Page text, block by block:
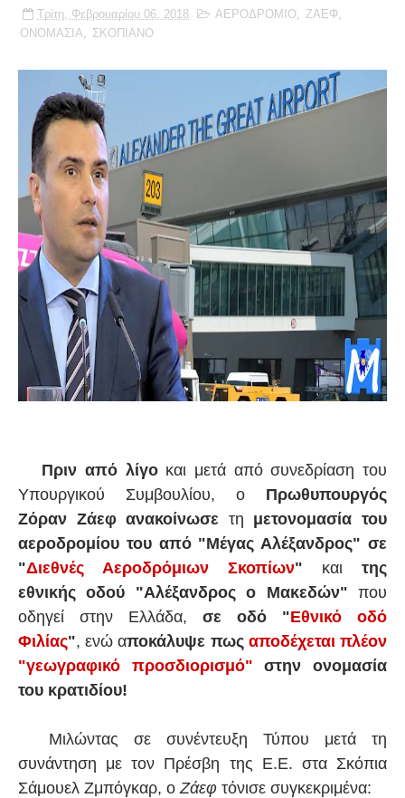
Τρίτη, Φεβρουαρίου 06, 2018 ΑΕΡΟΔΡΟΜΙΟ, ΖΑΕΦ,
ΟΝΟΜΑΣΙΑ, ΣΚΟΠΙΑΝΟ
Πριν από λίγο και μετά από συνεδρίαση του
Υπουργικού Συμβουλίου, ο Πρωθυπουργός
Ζόραν Ζάεφ ανακοίνωσε τη μετονομασία του
αεροδρομίου του από "Μέγας Αλέξανδρος" σε
"Διεθνές Αεροδρόμιων Σκοπίων" και της
εθνικής οδού "Αλέξανδρος ο Μακεδών" που
οδηγεί στην Ελλάδα, σε οδό "Εθνικό οδό
Φιλίας", ενώ αποκάλυψε πως αποδέχεται πλέον
"γεωγραφικό προσδιορισμό" στην ονομασία
του κρατιδίου!
Μιλώντας σε συνέντευξη Τύπου μετά τη
συνάντηση με τον Πρέσβη της Ε.Ε. στα Σκόπια
Σάμουελ Ζμπόγκαρ, οΖάεφ τόνισε συγκεκριμένα: